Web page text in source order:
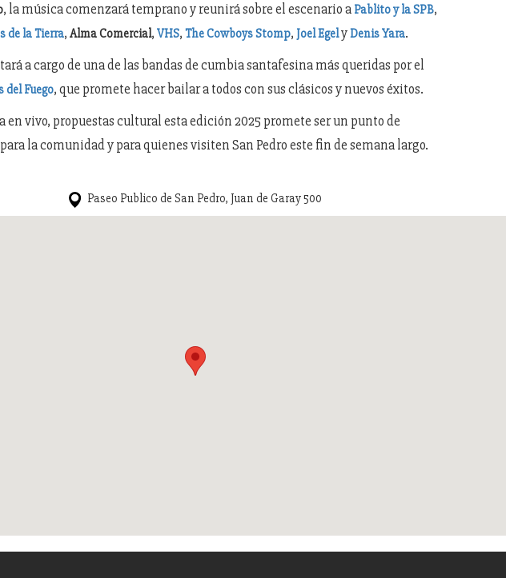
, la música comenzará temprano y reunirá sobre el escenario a Pablito y la SPB,
de la Tierra, Alma Comercial, VHS, The Cowboys Stomp, Joel EgelyDenis Yara.
a cargo de una de las bandas de cumbia santafesina más queridas por el
del Fuego, que promete hacer bailar a todos con sus clásicos y nuevos éxitos.
en vivo, propuestas cultural esta edición 2025 promete ser un punto de
la comunidad y para quienes visiten San Pedro este fin de semana largo.
Paseo Publico de San Pedro, Juan de Garay 500